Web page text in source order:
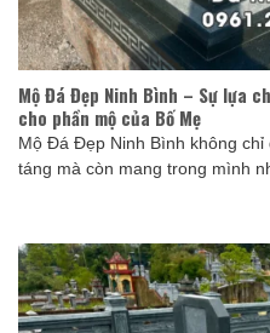
Mộ Đá Đẹp Ninh Bình – Sự lựa
cho phần mộ của Bố Mẹ
Mộ Đá Đẹp Ninh Bình không
táng mà còn mang trong mình